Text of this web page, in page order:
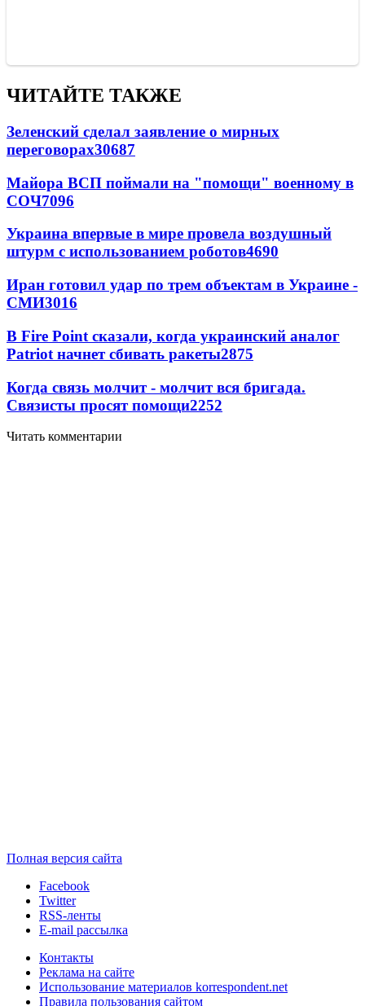
ЧИТАЙТЕ ТАКЖЕ
Зеленский сделал заявление о мирных
переговорах30687
Майора ВСП поймали на "помощи" военному в
СОЧ7096
Украина впервые в мире провела воздушный
штурм с использованием роботов4690
Иран готовил удар по трем объектам в Украине -
СМИ3016
В Fire Point сказали, когда украинский аналог
Patriot начнет сбивать ракеты2875
Когда связь молчит - молчит вся бригада.
Связисты просят помощи2252
Читать комментарии
Полная версия сайта
Facebook
Twitter
RSS-ленты
E-mail рассылка
Контакты
Реклама на сайте
Использование материалов korrespondent.net
Правила пользования сайтом